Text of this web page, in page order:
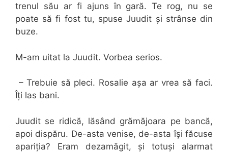
trenul său ar fi ajuns în gară. Te rog, nu se
poate să fi fost tu, spuse Juudit și strânse din
buze.
M-am uitat la Juudit. Vorbea serios.
– Trebuie să pleci. Rosalie așa ar vrea să faci.
Îți las bani.
Juudit se ridică, lăsând grămăjoara pe bancă,
apoi dispăru. De-asta venise, de-asta își făcuse
apariția? Eram dezamăgit, și totuși alarmat